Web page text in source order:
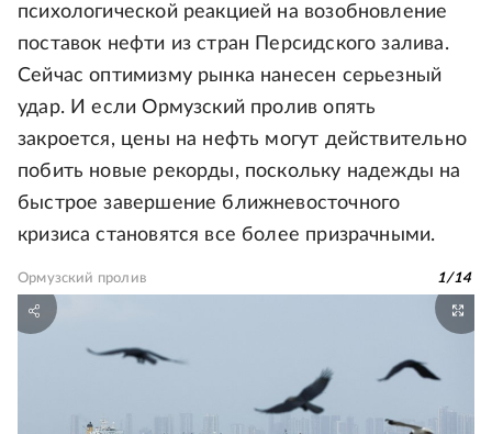
психологической реакцией на возобновление
поставок нефти из стран Персидского залива.
Сейчас оптимизму рынка нанесен серьезный
удар. И если Ормузский пролив опять
закроется, цены на нефть могут действительно
побить новые рекорды, поскольку надежды на
быстрое завершение ближневосточного
кризиса становятся все более призрачными.
Ормузский пролив 1/14